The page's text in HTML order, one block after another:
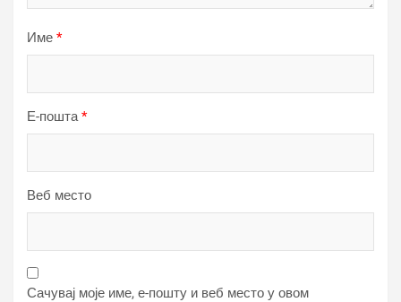
Име *
Е-пошта*
Веб место
Сачувај моје име, е-пошту и веб место у овом